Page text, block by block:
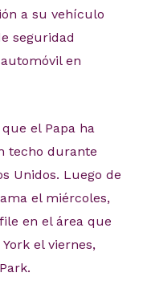
a su vehículo
seguridad
en
el Papa ha
techo durante
Unidos. Luego de
el miércoles,
en el área que
el viernes,